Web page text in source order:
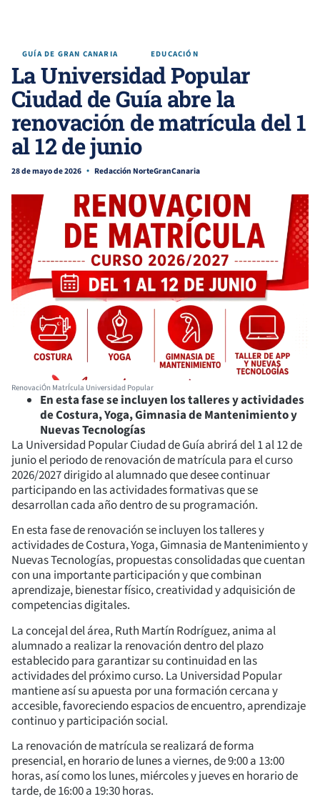
GUÍA DE GRAN CANARIA EDUCACIÓN
La Universidad Popular
Ciudad de Guía abre la
renovación de matrícula del 1
al 12 de junio
28 de mayo de 2026 Redacción NorteGranCanaria
RenovaciÓn MatrÍcula Universidad Popular
En esta fase se incluyen los talleres y actividades
de Costura, Yoga, Gimnasia de Mantenimiento y
Nuevas Tecnologías
La Universidad Popular Ciudad de Guía abrirá del 1 al 12 de
junio el periodo de renovación de matrícula para el curso
2026/2027 dirigido al alumnado que desee continuar
participando en las actividades formativas que se
desarrollan cada año dentro de su programación.
En esta fase de renovación se incluyen los talleres y
actividades de Costura, Yoga, Gimnasia de Mantenimiento y
Nuevas Tecnologías, propuestas consolidadas que cuentan
con una importante participación y que combinan
aprendizaje, bienestar físico, creatividad y adquisición de
competencias digitales.
La concejal del área, Ruth Martín Rodríguez, anima al
alumnado a realizar la renovación dentro del plazo
establecido para garantizar su continuidad en las
actividades del próximo curso. La Universidad Popular
mantiene así su apuesta por una formación cercana y
accesible, favoreciendo espacios de encuentro, aprendizaje
continuo y participación social.
La renovación de matrícula se realizará de forma
presencial, en horario de lunes a viernes, de 9:00 a 13:00
horas, así como los lunes, miércoles y jueves en horario de
tarde, de 16:00 a 19:30 horas.